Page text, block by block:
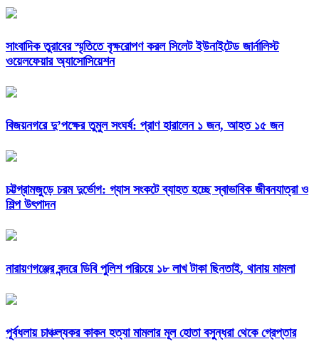
সাংবাদিক তুরাবের স্মৃতিতে বৃক্ষরোপণ করল সিলেট ইউনাইটেড জার্নালিস্ট
ওয়েলফেয়ার অ্যাসোসিয়েশন
বিজয়নগরে দু’পক্ষের তুমুল সংঘর্ষ: প্রাণ হারালেন ১ জন, আহত ১৫ জন
চট্টগ্রামজুড়ে চরম দুর্ভোগ: গ্যাস সংকটে ব্যাহত হচ্ছে স্বাভাবিক জীবনযাত্রা ও
শিল্প উৎপাদন
নারায়ণগঞ্জের বন্দরে ডিবি পুলিশ পরিচয়ে ১৮ লাখ টাকা ছিনতাই, থানায় মামলা
পূর্বধলায় চাঞ্চল্যকর কাকন হত্যা মামলার মূল হোতা বসুন্ধরা থেকে গ্রেপ্তার